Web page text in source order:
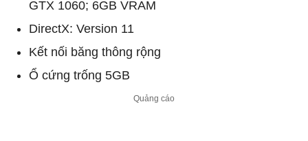
GTX 1060; 6GB VRAM
DirectX: Version 11
Kết nối băng thông rộng
Ổ cứng trống 5GB